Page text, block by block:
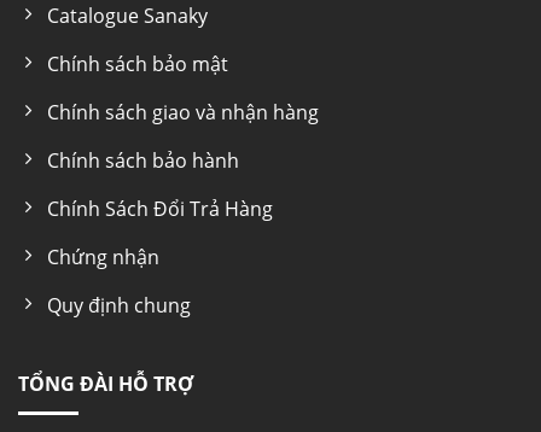
Catalogue Sanaky
Chính sách bảo mật
Chính sách giao và nhận hàng
Chính sách bảo hành
Chính Sách Đổi Trả Hàng
Chứng nhận
Quy định chung
TỔNG ĐÀI HỖ TRỢ